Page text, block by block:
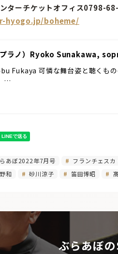
ターチケットオフィス0798-
hyogo.jp/boheme/
ラノ）Ryoko Sunakawa,
Fukaya 可憐な舞台姿と聴くも
…
あぼ2022年7月号 フランチェスカ
和 砂川涼子 笛田博昭
ぶらあぼ